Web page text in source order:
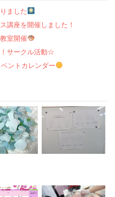
ました
講座を開催しました！
室開催
！サークル活動☆
ベントカレンダー